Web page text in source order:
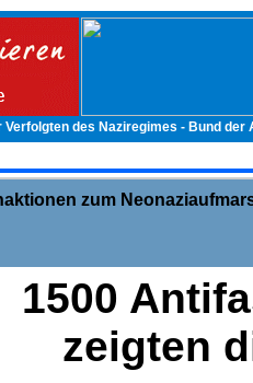
Verfolgten des Naziregimes - Bund
zum
1500
zeigten